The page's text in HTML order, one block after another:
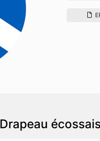
Drapeau écossais